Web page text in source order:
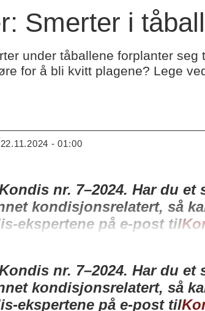
Smerter i
under tåballene forplanter seg
for å bli kvitt plagene? Lege
22.11.2024 - 01:00
nr. 7–2024. Har du et
kondisjonsrelatert, så
ekspertene på e-post til
nr. 7–2024. Har du et
kondisjonsrelatert, så
ekspertene på e-post til